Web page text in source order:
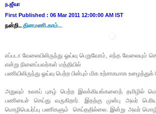
ந.ஜீவா
First Published : 06 Mar 2011 12:00:00 AM IST
நன்றி.. தினமணி.காம்..
எப்படா வேலையிலிருந்து ஓய்வு பெறுவோம், எந்த வேலையும்
என்று நினைப்பவர்கள் மத்தியில்
பணியிலிருந்து ஓய்வு பெற்ற பின்பும் மிக உற்சாகமாக
அதுவும் உலகப் புகழ் பெற்ற இலக்கியங்களைத் தமிழில்
பணியைச் செய்து வருகிறார். இதற்கு முன்பு அவர்
மொழிபெயர்ப்பு பணிகளும் செய்ததில்லை. இன்று அவர்